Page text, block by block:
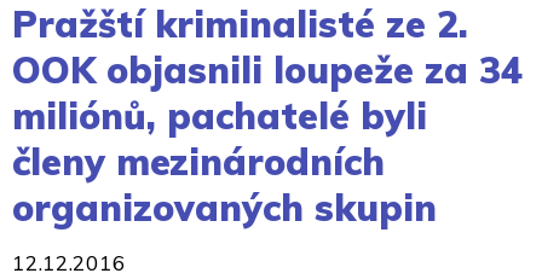
Pražští kriminalisté ze 2.
OOK objasnili loupeže za 34
miliónů, pachatelé byli
členy mezinárodních
organizovaných skupin
12.12.2016